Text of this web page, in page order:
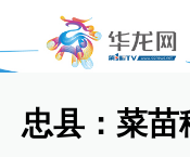
忠县：菜苗